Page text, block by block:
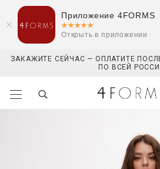
ЗАКАЖИТЕ СЕЙЧАС — ОПЛАТИТЕ
ПО ВСЕЙ
Приложение 4FORMS
Открыть в приложении